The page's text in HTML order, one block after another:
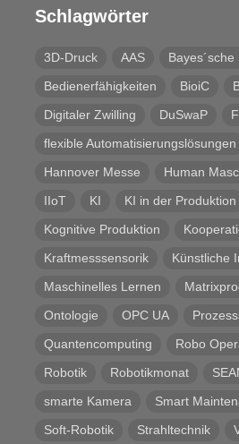
Schlagwörter
3D-Druck AAS
Bayes´sche
Bedienerfähigkeiten
BioiC
Digitaler Zwilling
DuSwaP
flexible Automatisierungslösungen
Hannover Messe
Human
IIoT
KI
KI in der Produktion
Kognitive Produktion
Kraftmesssensorik
Künstliche
Maschinelles Lernen
Ontologie
OPC UA
Quantencomputing
Robo
Robotik
Robotikmonat
smarte Kamera
Smart
Soft-Robotik
Strahltechnik